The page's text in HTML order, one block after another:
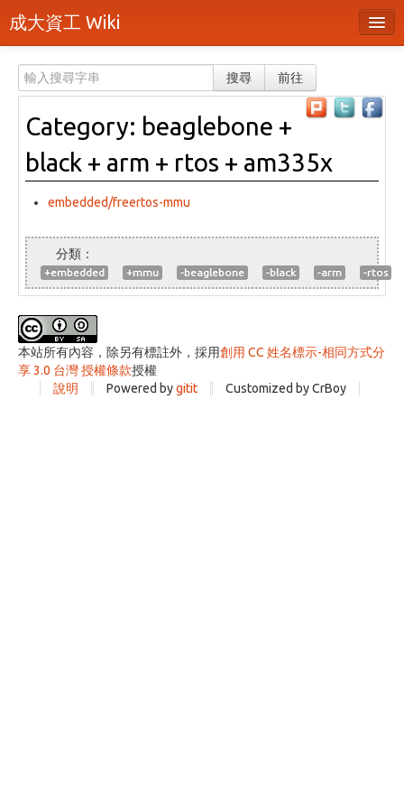
成大資工 Wiki
分類
隨機頁面
最近活動
上傳檔案
登入 / 註冊帳號
搜尋 前往
Category: beaglebone +
black + arm + rtos + am335x
embedded/freertos-mmu
+embedded +mmu -beaglebone -black -arm -rtos
本站所有內容，除另有標註外，採用創用 CC 姓名標示-相同方式分
享 3.0 台灣 授權條款授權
說明
Powered bygitit Customized by CrBoy